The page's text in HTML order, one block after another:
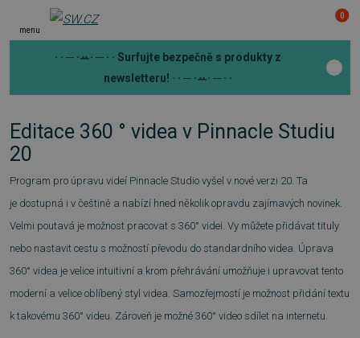
menu
0
· · ─ ·ꕀ· ─ · · Surfujte bezpečně s produkty z
newsletteru! · · ─ ·ꕀ· ─ · ·
Editace 360 ° videa v Pinnacle Studiu
20
Program pro úpravu videí Pinnacle Studio vyšel v nové verzi 20. Ta
je dostupná i v češtině a nabízí hned několik opravdu zajímavých novinek.
Velmi poutavá je možnost pracovat s 360° videi. Vy můžete přidávat tituly
nebo nastavit cestu s možností převodu do standardního videa. Úprava
360° videa je velice intuitivní a krom přehrávání umožňuje i upravovat tento
moderní a velice oblíbený styl videa. Samozřejmostí je možnost přidání textu
k takovému 360° videu. Zároveň je možné 360° video sdílet na internetu.